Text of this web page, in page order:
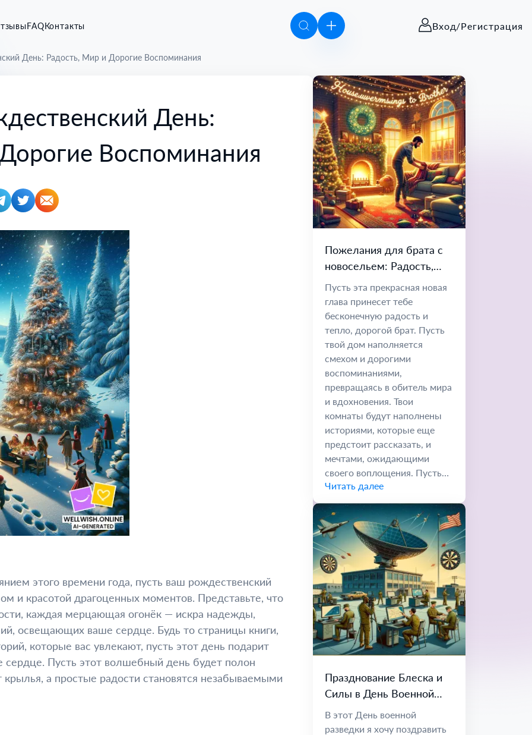
FAQКонтакты Вход/Регистрация
День: Радость, Мир и Дорогие Воспоминания
День:
Воспоминания
этого времени года, пусть ваш рождественский
и красотой драгоценных моментов. Представьте, что
каждая мерцающая огонёк — искра надежды,
освещающих ваше сердце. Будь то страницы книги,
которые вас увлекают, пусть этот день подарит
Пусть этот волшебный день будет полон
а простые радости становятся незабываемыми
Пожелания для брата с
новосельем: Радость,
Мир и Приключения
Пусть эта прекрасная новая
глава принесет тебе
бесконечную радость и
тепло, дорогой брат. Пусть
твой дом наполняется
смехом и дорогими
воспоминаниями,
превращаясь в обитель мира
и вдохновения. Твои
комнаты будут наполнены
историями, которые еще
предстоит рассказать, и
мечтами, ожидающими
своего воплощения. Пусть
твоя любовь к...
Читать далее
Празднование Блеска и
Силы в День Военной
Разведки
В этот День военной
разведки я хочу поздравить